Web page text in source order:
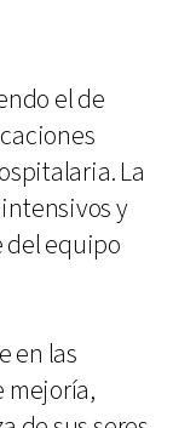
el de
La
y
del equipo
en las
mejoría,